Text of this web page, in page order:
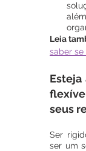
Leia
saber se
Esteja
seus
Ser
ser um